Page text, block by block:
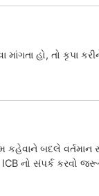
માંગતા હો, તો કૃપા
કહેવાને બદલે
ICB નો સંપર્ક કરવો